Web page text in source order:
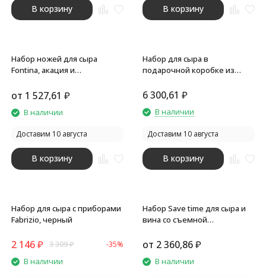
В корзину В корзину
Набор ножей для сыра
Fontina, акация и
от 1 527,61 ₽
В наличии
Доставим 10 августа
В корзину
Набор для сыра в
подарочной коробке из
6 300,61 ₽
В наличии
Доставим 10 августа
В корзину
Набор для сыра с приборами
Fabrizio, черный
2 146₽ 3 309₽ -35%
В наличии
Набор Save time для сыра и
вина со съемной
серебристый
от 2 360,86₽
В наличии